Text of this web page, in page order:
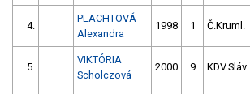
4.
PLACHTOVÁ
Alexandra
1998 1 Č.Kruml.
5.
VIKTÓRIA
Scholczová
2000 9 KDV.Sláv